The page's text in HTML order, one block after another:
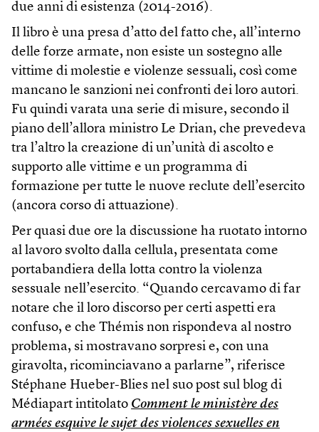
due anni di esistenza (2014-2016).
Il libro è una presa d’atto del fatto che, all’interno
delle forze armate, non esiste un sostegno alle
vittime di molestie e violenze sessuali, così come
mancano le sanzioni nei confronti dei loro autori.
Fu quindi varata una serie di misure, secondo il
piano dell’allora ministro Le Drian, che prevedeva
tra l’altro la creazione di un’unità di ascolto e
supporto alle vittime e un programma di
formazione per tutte le nuove reclute dell’esercito
(ancora corso di attuazione).
Per quasi due ore la discussione ha ruotato intorno
al lavoro svolto dalla cellula, presentata come
portabandiera della lotta contro la violenza
sessuale nell’esercito. “Quando cercavamo di far
notare che il loro discorso per certi aspetti era
confuso, e che Thémis non rispondeva al nostro
problema, si mostravano sorpresi e, con una
giravolta, ricominciavano a parlarne”, riferisce
Stéphane Hueber-Blies nel suo post sul blog di
Médiapart intitolato Comment le ministère des
armées esquive le sujet des violences sexuelles en